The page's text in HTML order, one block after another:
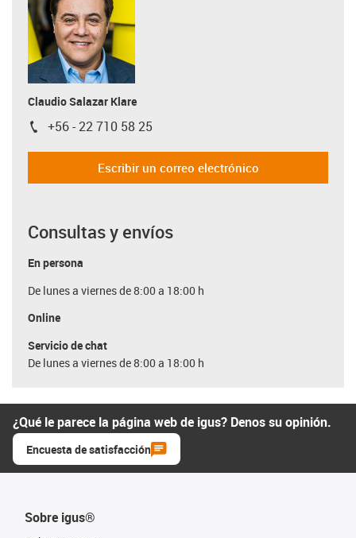
Claudio Salazar Klare
igus-icon-phone
+56 - 22 710 58 25
Escribir un correo electrónico
Consultas y envíos
En persona
De lunes a viernes de 8:00 a 18:00 h
Online
Servicio de chat
De lunes a viernes de 8:00 a 18:00 h
¿Qué le parece la página web de igus? Denos su opinión.
Encuesta de satisfacción
Sobre igus®